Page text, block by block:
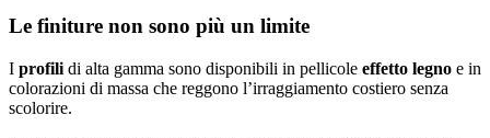
Le finiture non sono più un limite
I profili di alta gamma sono disponibili in pellicole effetto legno e in
colorazioni di massa che reggono l’irraggiamento costiero senza
scolorire.